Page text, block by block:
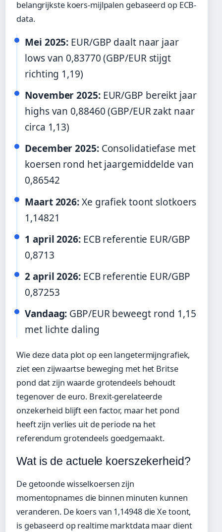
belangrijkste koers-mijlpalen gebaseerd op ECB-
data.
Mei 2025: EUR/GBP daalt naar jaar
lows van 0,83770 (GBP/EUR stijgt
richting 1,19)
November 2025:EUR/GBP bereikt jaar
highs van 0,88460 (GBP/EUR zakt naar
circa 1,13)
December 2025:Consolidatiefase met
koersen rond het jaargemiddelde van
0,86542
Maart 2026:Xe grafiek toont slotkoers
1,14821
1 april 2026:ECB referentie EUR/GBP
0,8713
2 april 2026:ECB referentie EUR/GBP
0,87253
Vandaag: GBP/EUR beweegt rond 1,15
met lichte daling
Wie deze data plot op een langetermijngrafiek,
ziet een zijwaartse beweging met het Britse
pond dat zijn waarde grotendeels behoudt
tegenover de euro. Brexit-gerelateerde
onzekerheid blijft een factor, maar het pond
heeft zijn verlies uit de periode na het
referendum grotendeels goedgemaakt.
Wat is de actuele koerszekerheid?
De getoonde wisselkoersen zijn
momentopnames die binnen minuten kunnen
veranderen. De koers van 1,14948 die Xe toont,
is gebaseerd op realtime marktdata maar dient